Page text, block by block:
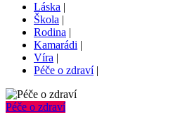
Láska |
Škola |
Rodina |
Kamarádi |
Víra |
Péče o zdraví|
Péče o zdraví